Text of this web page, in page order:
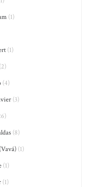
(1)
(1)
(4)
(3)
(8)
(1)
(1)
(1)